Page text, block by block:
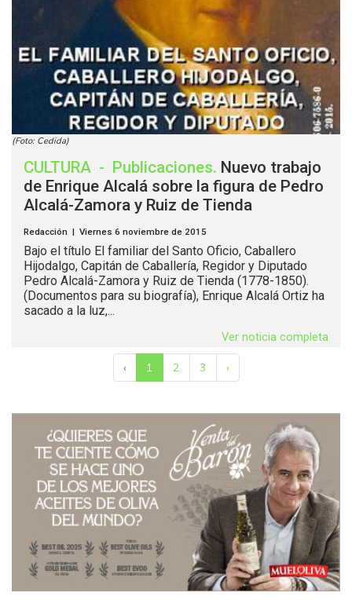
(Foto: Cedida)
CULTURA - Publicaciones. Nuevo trabajo
de Enrique Alcalá sobre la figura de Pedro
Alcalá-Zamora y Ruiz de Tienda
Redacción | Viernes 6 noviembre de 2015
Bajo el título El familiar del Santo Oficio, Caballero
Hijodalgo, Capitán de Caballería, Regidor y Diputado
Pedro Alcalá-Zamora y Ruiz de Tienda (1778-1850).
(Documentos para su biografía), Enrique Alcalá Ortiz ha
sacado a la luz,...
Ver noticia completa
‹ 1 2 3 ›